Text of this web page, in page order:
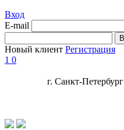
Вход
E-mail
Новый клиент Регистрация
1 0
г. Санкт-Петербург